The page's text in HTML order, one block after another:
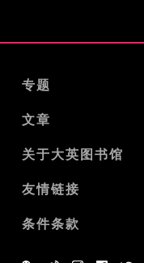
专题
文章
关于大英图书馆
友情链接
条件条款